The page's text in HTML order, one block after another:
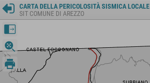
CARTA DELLA PERICOLOSITÀ SISMICA LOCALE
SIT COMUNE DI AREZZO